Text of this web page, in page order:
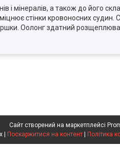
мінералів, а також до його
стінки кровоносних судин.
Оолонг здатний
Сайт створений на маркетплейсі
Поскаржитися на контент Політика